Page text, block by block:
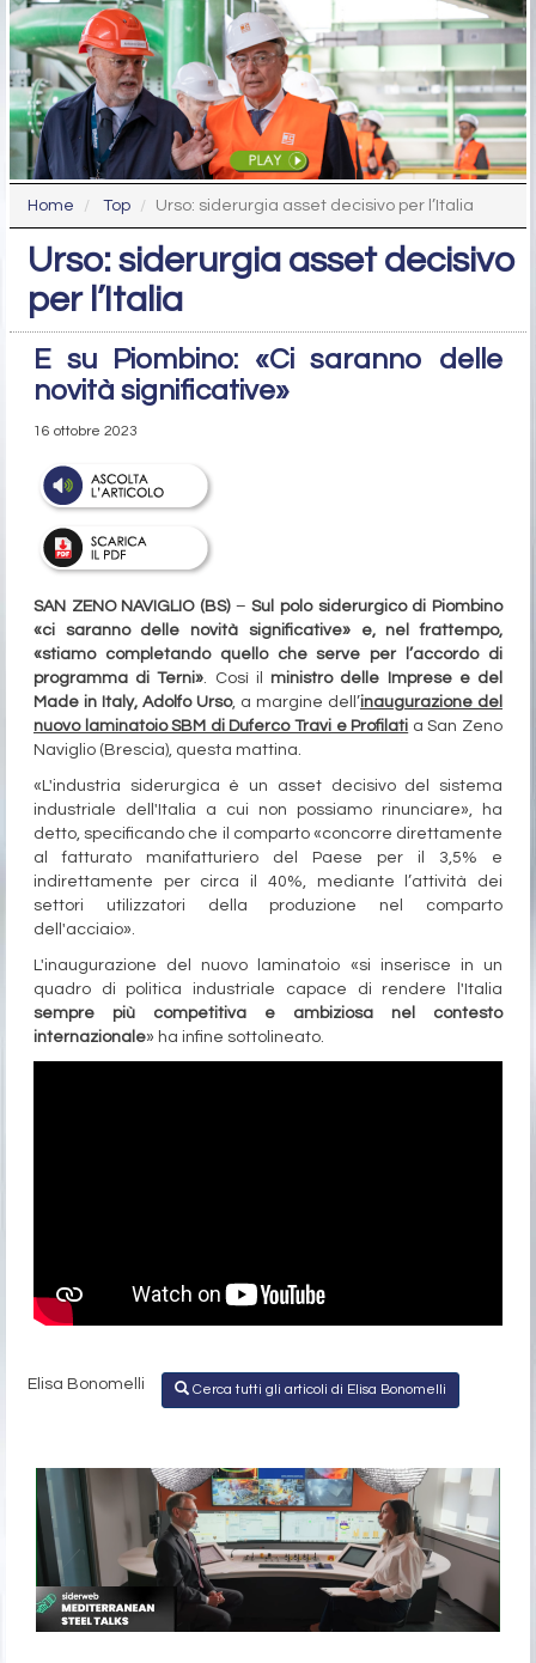
Home Top Urso: siderurgia asset decisivo per l’Italia
Urso: siderurgia asset decisivo
per l’Italia
E su Piombino: «Ci saranno delle
novità significative»
16 ottobre 2023
SAN ZENO NAVIGLIO (BS)–Sul polo siderurgico di Piombino
«ci saranno delle novità significative» e, nel frattempo,
«stiamo completando quello che serve per l’accordo di
programma di Terni». Così il ministro delle Imprese e del
Made in Italy, Adolfo Urso, a margine dell’inaugurazione del
nuovo laminatoio SBM di Duferco Travi e Profilati a San Zeno
Naviglio (Brescia), questa mattina.
«L'industria siderurgica è un asset decisivo del sistema
industriale dell'Italia a cui non possiamo rinunciare», ha
detto, specificando che il comparto «concorre direttamente
al fatturato manifatturiero del Paese per il 3,5% e
indirettamente per circa il 40%, mediante l’attività dei
settori utilizzatori della produzione nel comparto
dell'acciaio».
L'inaugurazione del nuovo laminatoio «si inserisce in un
quadro di politica industriale capace di rendere l'Italia
sempre più competitiva e ambiziosa nel contesto
internazionale» ha infine sottolineato.
Elisa Bonomelli Cerca tutti gli articoli di Elisa Bonomelli